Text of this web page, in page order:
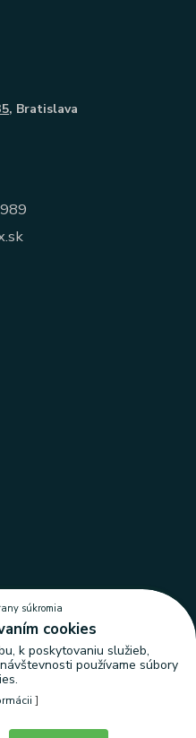
, Bratislava
súkromia
cookies
k poskytovaniu služieb,
používame súbory
]